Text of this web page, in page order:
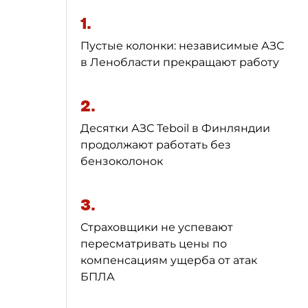
1.
Пустые колонки: независимые АЗС
в Ленобласти прекращают работу
2.
Десятки АЗС Teboil в Финляндии
продолжают работать без
бензоколонок
3.
Страховщики не успевают
пересматривать цены по
компенсациям ущерба от атак
БПЛА